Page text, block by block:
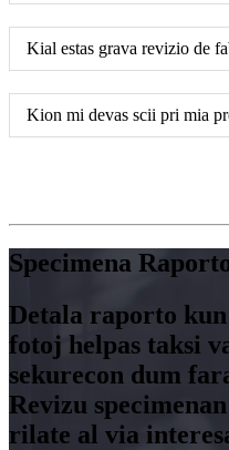
Kial estas grava revizio de
Kion mi devas scii pri mia
Specimena
Detala raporto
fotoj helpas taksi
sekurecon dum
Revizu
rilate al via